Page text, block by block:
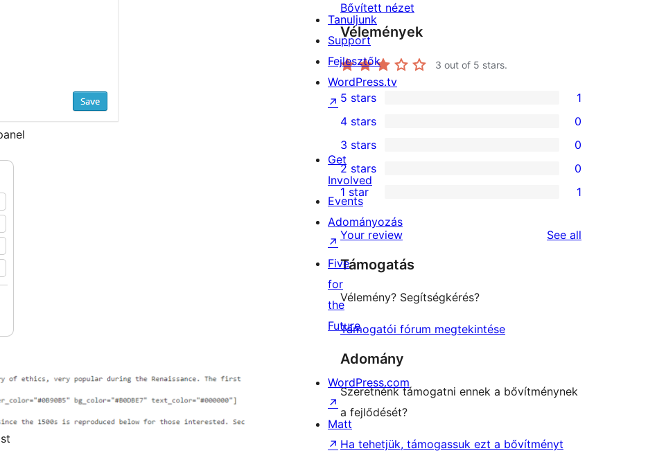
Bővített nézet
Vélemények
3 out of 5 stars.
1
5-
star
review
5 stars 1
4-
star
reviews
4 stars 0
0
3-
star
reviews
3 stars 0
0
2-
star
reviews
2 stars 0
1
1-
star
review
1 star 1
Your review See all
Támogatás
Vélemény? Segítségkérés?
Támogatói fórum megtekintése
Adomány
Szeretnénk támogatni ennek a bővítménynek
a fejlődését?
Ha tehetjük, támogassuk ezt a bővítményt
Tanuljunk
Support
Fejlesztők
WordPress.tv
↗
Get
Involved
Events
Adományozás
↗
Five
for
the
Future
WordPress.com
↗
Matt
↗